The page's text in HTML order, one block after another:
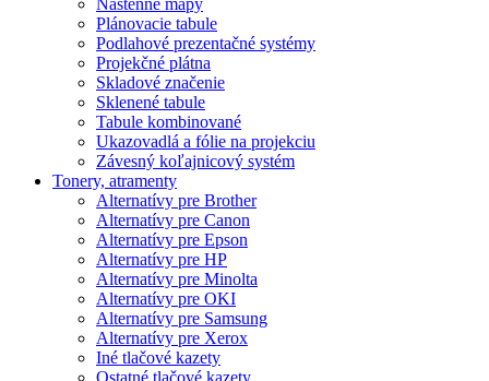
Plánovacie tabule
Podlahové prezentačné systémy
Projekčné plátna
Skladové značenie
Sklenené tabule
Tabule kombinované
Ukazovadlá a fólie na projekciu
Závesný koľajnicový systém
Tonery, atramenty
Alternatívy pre Brother
Alternatívy pre Canon
Alternatívy pre Epson
Alternatívy pre HP
Alternatívy pre Minolta
Alternatívy pre OKI
Alternatívy pre Samsung
Alternatívy pre Xerox
Iné tlačové kazety
Ostatné tlačové kazety